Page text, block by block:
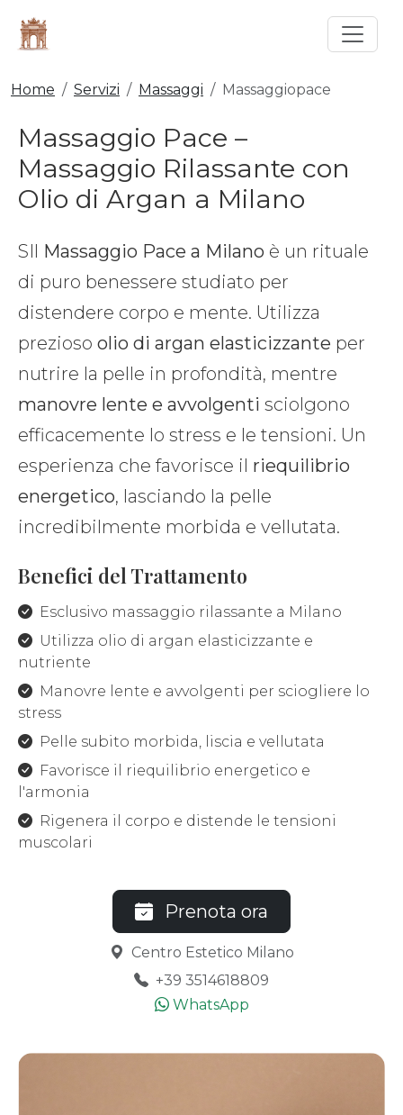
Home Servizi Massaggi Massaggiopace
Massaggio Pace –
Massaggio Rilassante con
Olio di Argan a Milano
SIl Massaggio Pace a Milano è un rituale
di puro benessere studiato per
distendere corpo e mente. Utilizza
prezioso olio di argan elasticizzante per
nutrire la pelle in profondità, mentre
manovre lente e avvolgenti sciolgono
efficacemente lo stress e le tensioni. Un
esperienza che favorisce il riequilibrio
energetico, lasciando la pelle
incredibilmente morbida e vellutata.
Benefici del Trattamento
Esclusivo massaggio rilassante a Milano
Utilizza olio di argan elasticizzante e
nutriente
Manovre lente e avvolgenti per sciogliere lo
stress
Pelle subito morbida, liscia e vellutata
Favorisce il riequilibrio energetico e
l'armonia
Rigenera il corpo e distende le tensioni
muscolari
Prenota ora
Centro Estetico Milano
+39 3514618809
WhatsApp